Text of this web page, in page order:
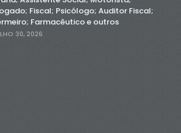
Fiscal; Psicólogo; Auditor Fiscal;
Farmacêutico e outros
30, 2026